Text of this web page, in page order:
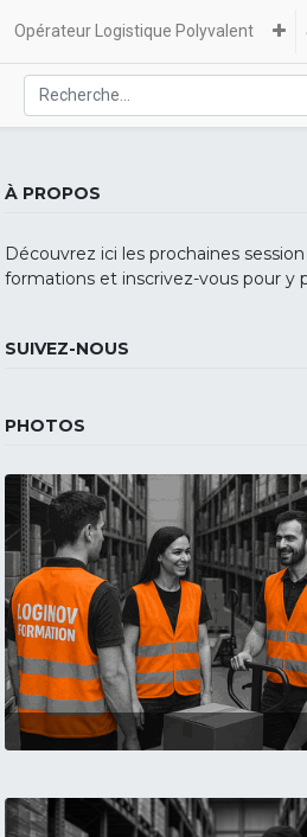
Opérateur Logistique Polyvalent
À PROPOS
Découvrez ici les prochaines
formations et inscrivez-vous pour y
SUIVEZ-NOUS
PHOTOS